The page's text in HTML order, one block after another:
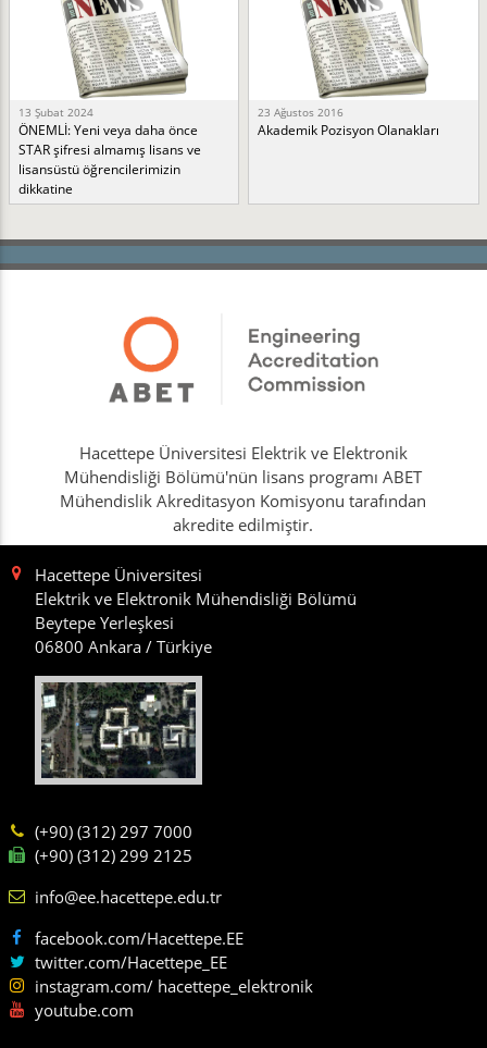
13 Şubat 2024
ÖNEMLİ: Yeni veya daha önce
STAR şifresi almamış lisans ve
lisansüstü öğrencilerimizin
dikkatine
23 Ağustos 2016
Akademik Pozisyon Olanakları
Hacettepe Üniversitesi Elektrik ve Elektronik
Mühendisliği Bölümü'nün lisans programı ABET
Mühendislik Akreditasyon Komisyonu tarafından
akredite edilmiştir.
Hacettepe Üniversitesi
Elektrik ve Elektronik Mühendisliği Bölümü
Beytepe Yerleşkesi
06800 Ankara / Türkiye
(+90) (312) 297 7000
(+90) (312) 299 2125
info@ee.hacettepe.edu.tr
facebook.com/Hacettepe.EE
twitter.com/Hacettepe_EE
instagram.com/ hacettepe_elektronik
youtube.com